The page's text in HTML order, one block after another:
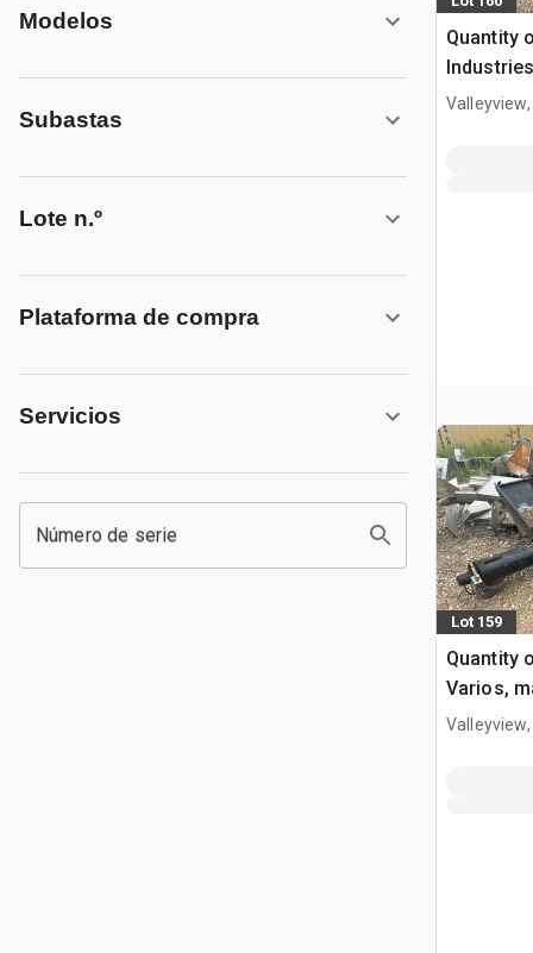
Modelos
Subastas
Lote n.º
Plataforma de compra
Servicios
Número de serie
Quantity
Trailer
Valleyview,
Lot 159
Quantity
Varios,
Valleyview,